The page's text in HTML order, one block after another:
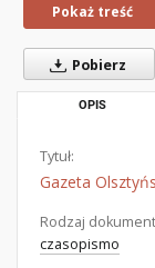
Pokaż treść
Pobierz
OPIS
Tytuł:
Gazeta
Rodzaj
czasopismo